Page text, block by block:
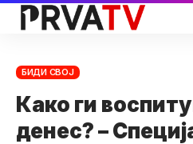
БИДИ СВОЈ
Како ги
денес? –